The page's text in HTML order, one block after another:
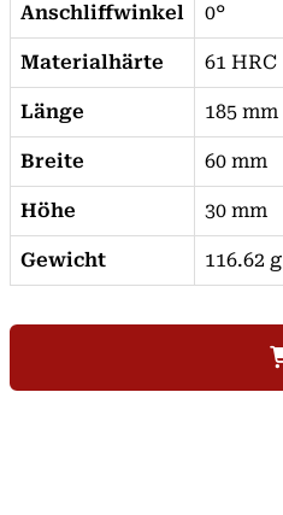
Anschliffwinkel 0°
Materialhärte 61 HRC
Länge 185 mm
Breite 60 mm
Höhe 30 mm
Gewicht 116.62 g